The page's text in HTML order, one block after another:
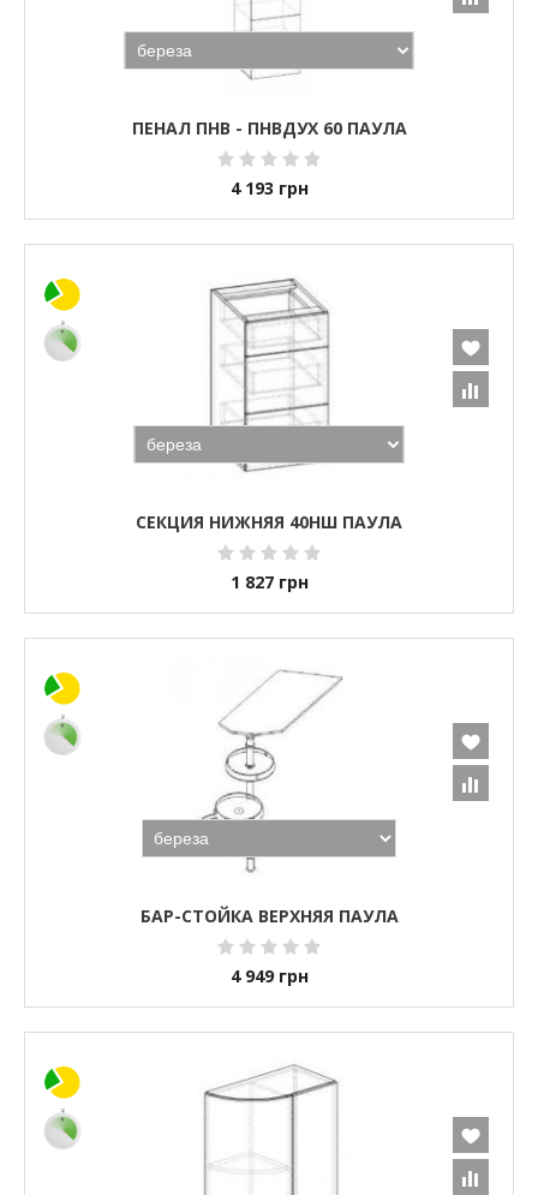
ПЕНАЛ ПНВ - ПНВДУХ 60 ПАУЛА
4 193 грн
СЕКЦИЯ НИЖНЯЯ 40НШ ПАУЛА
1 827 грн
БАР-СТОЙКА ВЕРХНЯЯ ПАУЛА
4 949 грн